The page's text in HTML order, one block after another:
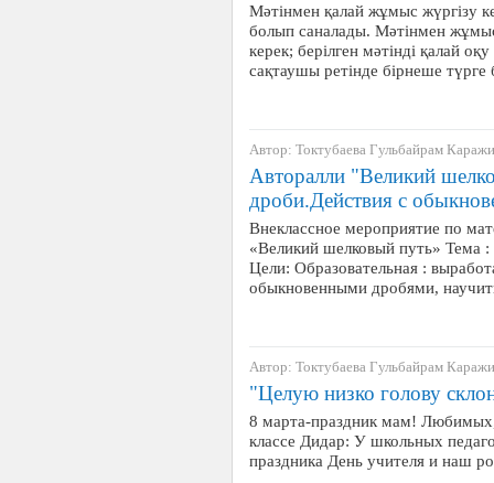
Мәтінмен қалай жұмыс жүргізу
болып саналады. Мәтінмен жұмыс
керек; берілген мәтінді қалай
сақтаушы ретінде бірнеше түрге
Автор: Токтубаева Гульбайрам
Авторалли "Великий
дроби.Действия с
Внеклассное мероприятие по
«Великий шелковый путь» Тема
Цели: Образовательная :
обыкновенными дробями,
Автор: Токтубаева Гульбайрам
"Целую низко голову
8 марта-праздник мам!
классе Дидар: У школьных
праздника День учителя и наш